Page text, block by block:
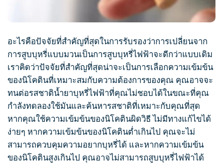
อะไรคือปัจจัยที่สำคัญที่สุดในการรับรองว่าการเปลี่ยนจาก
การสูบบุหรี่แบบมวนเป็นการสูบบุหรี่ไฟฟ้าจะดีกว่าแบบเดิม
เราคิดว่าปัจจัยที่สำคัญที่สุดน่าจะเป็นการเลือกความเข้มข้น
ของนิโคตินที่เหมาะสมกับความต้องการของคุณ คุณอาจจะ
ทนต่อรสชาติน้ำยาบุหรี่ไฟฟ้าที่คุณไม่ชอบได้ในขณะที่คุณ
กำลังทดลองใช้มันและค้นหารสชาติที่เหมาะกับคุณที่สุด
หากคุณใช้ความเข้มข้นของนิโคตินผิดวิธี ไม่มีทางแก้ไขได้
ง่ายๆ หากความเข้มข้นของนิโคตินต่ำเกินไป คุณจะไม่
สามารถควบคุมความอยากบุหรี่ได้ และหากความเข้มข้น
ของนิโคตินสูงเกินไป คุณอาจไม่สามารถสูบบุหรี่ไฟฟ้าได้